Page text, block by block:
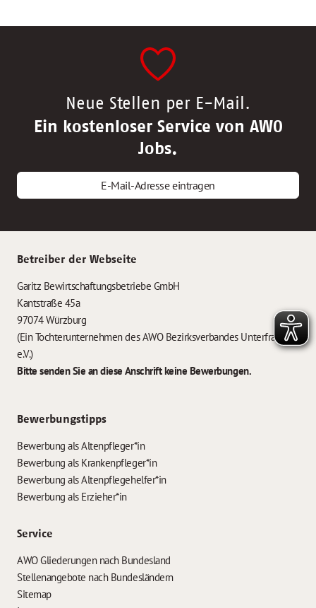
Neue Stellen per E-Mail.
Ein kostenloser Service von AWO
Jobs.
E-Mail-Adresse eintragen
Betreiber der Webseite
Garitz Bewirtschaftungsbetriebe GmbH
Kantstraße 45a
97074 Würzburg
(Ein Tochterunternehmen des AWO Bezirksverbandes Unterfranken
e.V.)
Bitte senden Sie an diese Anschrift keine Bewerbungen.
Bewerbungstipps
Bewerbung als Altenpfleger*in
Bewerbung als Krankenpfleger*in
Bewerbung als Altenpflegehelfer*in
Bewerbung als Erzieher*in
Service
AWO Gliederungen nach Bundesland
Stellenangebote nach Bundesländern
Sitemap